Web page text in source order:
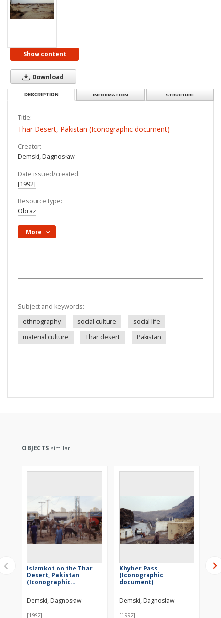
Show content
Download
DESCRIPTION INFORMATION STRUCTURE
Title:
Thar Desert, Pakistan (Iconographic document)
Creator:
Demski, Dagnosław
Date issued/created:
[1992]
Resource type:
Obraz
More
Subject and keywords:
ethnography
social culture
social life
material culture
Thar desert Pakistan
OBJECTS similar
Islamkot on the Thar
Desert, Pakistan
(Iconographic
Demski, Dagnosław
[1992]
Khyber Pass
(Iconographic
document)
Demski, Dagnosław
[1992]